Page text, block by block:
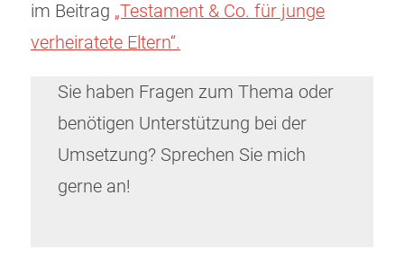
im Beitrag „Testament & Co. für junge
verheiratete Eltern“.
Sie haben Fragen zum Thema oder
benötigen Unterstützung bei der
Umsetzung? Sprechen Sie mich
gerne an!